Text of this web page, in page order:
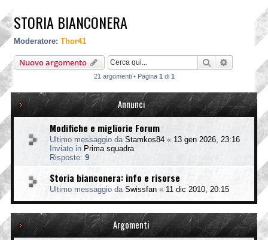
STORIA BIANCONERA
Moderatore: Thor41
Nuovo argomento Cerca Ricerca
21 argomenti • Pagina 1 di 1
Annunci
Modifiche e migliorie Forum
Ultimo messaggio da Stamkos84 « 13 gen 2026, 23:16
Inviato in Prima squadra
Risposte: 9
Storia bianconera: info e risorse
Ultimo messaggio da Swissfan « 11 dic 2010, 20:15
Argomenti